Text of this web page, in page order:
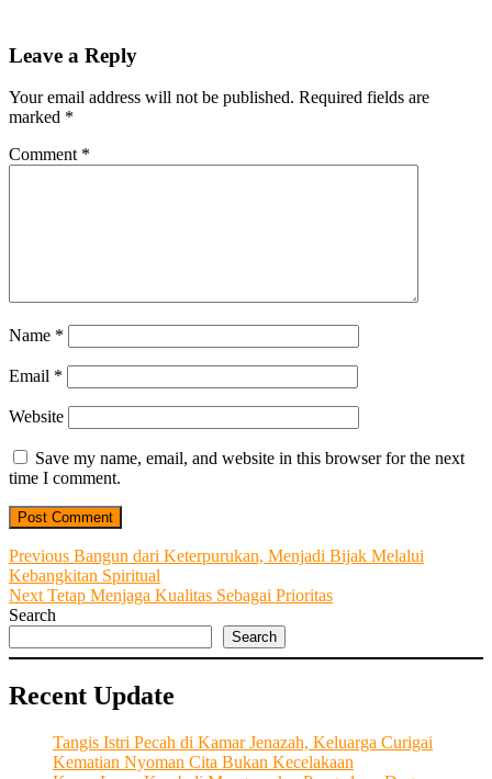
Leave a Reply
Your email address will not be published. Required fields are
marked *
Comment *
Name *
Email *
Website
Save my name, email, and website in this browser for the next
time I comment.
Post
navigation
Previous Previous
post:
Bangun dari Keterpurukan, Menjadi Bijak Melalui
Kebangkitan Spiritual
Next Next
post:
Tetap Menjaga Kualitas Sebagai Prioritas
Search
Search
Recent Update
Tangis Istri Pecah di Kamar Jenazah, Keluarga Curigai
Kematian Nyoman Cita Bukan Kecelakaan